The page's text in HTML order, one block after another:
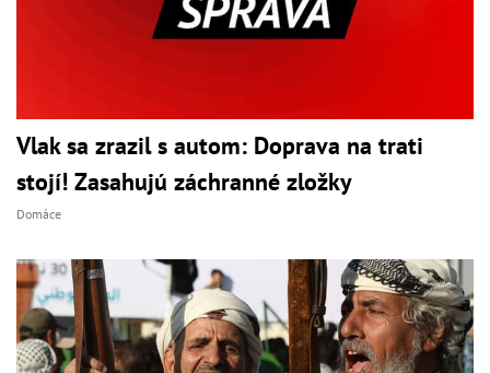
Vlak sa zrazil s autom: Doprava na trati
stojí! Zasahujú záchranné zložky
Domáce